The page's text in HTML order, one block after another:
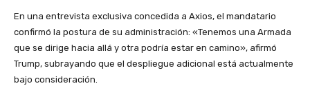
​En una entrevista exclusiva concedida a Axios, el mandatario
confirmó la postura de su administración: «Tenemos una Armada
que se dirige hacia allá y otra podría estar en camino», afirmó
Trump, subrayando que el despliegue adicional está actualmente
bajo consideración.